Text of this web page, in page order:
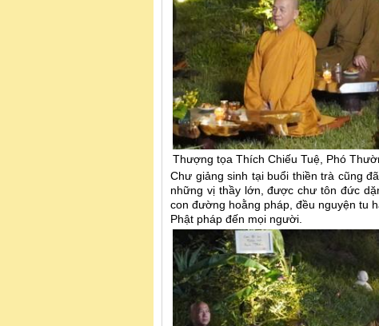
Thượng tọa Thích Chiếu Tuệ, Phó
Chư giảng sinh tại buổi thiền trà cũng
những vị thầy lớn, được chư tôn đức
con đường hoằng pháp, đều nguyện tu
Phật pháp đến mọi người.